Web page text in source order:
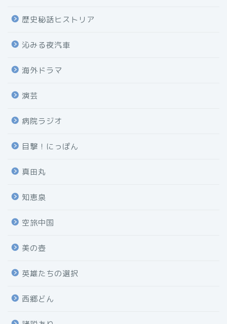
歴史秘話ヒストリア
沁みる夜汽車
海外ドラマ
演芸
病院ラジオ
目撃！にっぽん
真田丸
知恵泉
空旅中国
美の壺
英雄たちの選択
西郷どん